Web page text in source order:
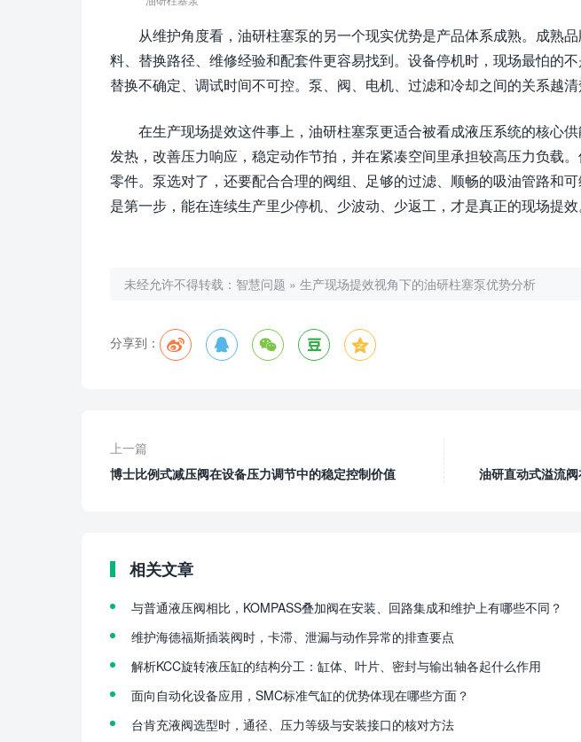
从维护角度看，油研柱塞泵的另一个现实优势是产品体系成熟。成熟
料、替换路径、维修经验和配套件更容易找到。设备停机时，现场最怕的不
替换不确定、调试时间不可控。泵、阀、电机、过滤和冷却之间的关系越清
在生产现场提效这件事上，油研柱塞泵更适合被看成液压系统的核心
发热，改善压力响应，稳定动作节拍，并在紧凑空间里承担较高压力负载
零件。泵选对了，还要配合合理的阀组、足够的过滤、顺畅的吸油管路和
是第一步，能在连续生产里少停机、少波动、少返工，才是真正的现场提效
未经允许不得转载： 智慧问题 » 生产现场提效视角下的油研柱塞泵优势分析
分享到：
上一篇
博士比例式减压阀在设备压力调节中的稳定控制价值
油研直动式溢流
相关文章
与普通液压阀相比，KOMPASS叠加阀在安装、回路集成和维护上有哪些不同？
维护海德福斯插装阀时，卡滞、泄漏与动作异常的排查要点
解析KCC旋转液压缸的结构分工：缸体、叶片、密封与输出轴各起什么作用
面向自动化设备应用，SMC标准气缸的优势体现在哪些方面？
台肯充液阀选型时，通径、压力等级与安装接口的核对方法